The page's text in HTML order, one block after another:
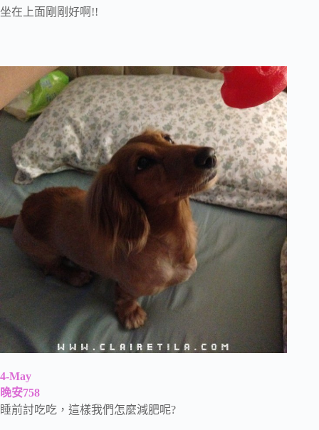
坐在上面剛剛好啊!!
4-May
晚安758
睡前討吃吃，這樣我們怎麼減肥呢?